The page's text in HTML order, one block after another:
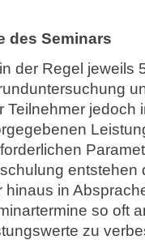
des Seminars
der Regel jeweils
Teilnehmer jedoch
entstehen
in
so oft
zu